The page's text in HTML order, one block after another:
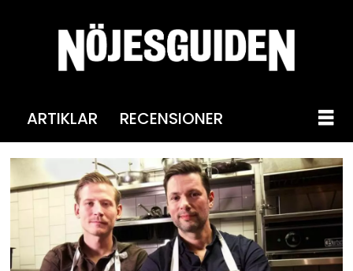
ARTIKLAR RECENSIONER